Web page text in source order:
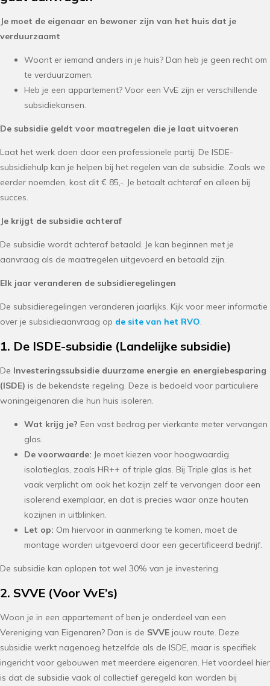
Je moet de eigenaar en bewoner zijn van het huis dat je
verduurzaamt
Woont er iemand anders in je huis? Dan heb je geen recht om
te verduurzamen.
Heb je een appartement? Voor een VvE zijn er verschillende
subsidiekansen.
De subsidie geldt voor maatregelen die je laat uitvoeren
Laat het werk doen door een professionele partij. De ISDE-
subsidiehulp kan je helpen bij het regelen van de subsidie. Zoals we
eerder noemden, kost dit € 85,-. Je betaalt achteraf en alleen bij
succes.
Je krijgt de subsidie achteraf
De subsidie wordt achteraf betaald. Je kan beginnen met je
aanvraag als de maatregelen uitgevoerd en betaald zijn.
Elk jaar veranderen de subsidieregelingen
De subsidieregelingen veranderen jaarlijks. Kijk voor meer informatie
over je subsidieaanvraag op de site van het RVO.
1. De ISDE-subsidie (Landelijke subsidie)
De Investeringssubsidie duurzame energie en energiebesparing
(ISDE) is de bekendste regeling. Deze is bedoeld voor particuliere
woningeigenaren die hun huis isoleren.
Wat krijg je? Een vast bedrag per vierkante meter vervangen
glas.
De voorwaarde: Je moet kiezen voor hoogwaardig
isolatieglas, zoals HR++ of triple glas. Bij Triple glas is het
vaak verplicht om ook het kozijn zelf te vervangen door een
isolerend exemplaar, en dat is precies waar onze houten
kozijnen in uitblinken.
Let op: Om hiervoor in aanmerking te komen, moet de
montage worden uitgevoerd door een gecertificeerd bedrijf.
De subsidie kan oplopen tot wel 30% van je investering.
2. SVVE (Voor VvE’s)
Woon je in een appartement of ben je onderdeel van een
Vereniging van Eigenaren? Dan is de SVVE jouw route. Deze
subsidie werkt nagenoeg hetzelfde als de ISDE, maar is specifiek
ingericht voor gebouwen met meerdere eigenaren. Het voordeel hier
is dat de subsidie vaak al collectief geregeld kan worden bij